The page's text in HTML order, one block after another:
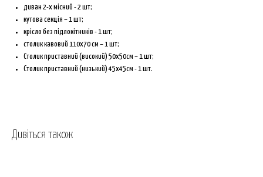
диван 2-х місний - 2 шт;
кутова секція – 1 шт;
крісло без підлокітників - 1 шт;
столик кавовий 110х70 см – 1 шт;
Столик приставний (високий) 50х50см – 1 шт;
Столик приставний (низький) 45х45см - 1 шт.
Дивіться також